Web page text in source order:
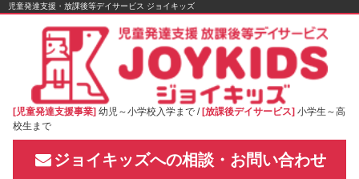
Skip
児童発達支援・放課後等デイサービス ジョイキッズ
[児童発達支援事業] 幼児～小学校入学まで / [放課後デイサービス] 小学生～高
校生まで
ジョイキッズへの相談・お問い合わせ